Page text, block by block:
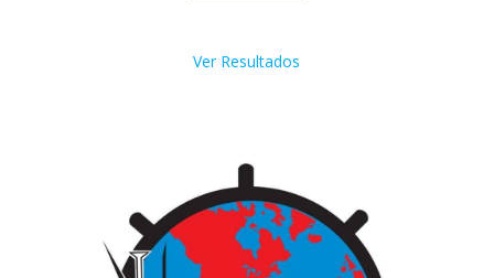
Ver Resultados